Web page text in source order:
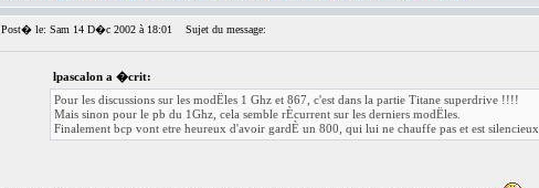
Post� le: Sam 14 D�c 2002 à 18:01 Sujet du message:
lpascalon a �crit:
Pour les discussions sur les modËles 1 Ghz et 867, c'est dans la partie Titane superdrive !!!!
Mais sinon pour le pb du 1Ghz, cela semble rÈcurrent sur les derniers modËles.
Finalement bcp vont etre heureux d'avoir gardÈ un 800, qui lui ne chauffe pas et est silencieux.